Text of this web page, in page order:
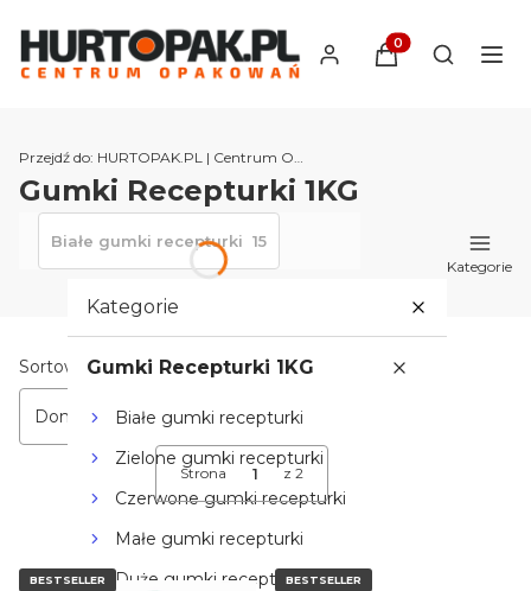
Produkty w
Otwórz
Przejdź do: HURTOPAK.PL | Centrum Opakowań
Gumki Recepturki 1KG
Białe gumki recepturki 15
Kategorie
Kategorie
Gumki Recepturki 1KG
Białe gumki recepturki
Zielone gumki recepturki
Czerwone gumki recepturki
Małe gumki recepturki
Duże gumki recepturki
Lista produktów
Sortowanie:
Domyślne
Strona z 2
BESTSELLER BESTSELLER